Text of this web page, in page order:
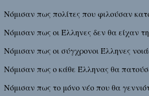
Νόμισαν πως πολίτες που φιλούσαν
Νόμισαν πως οι Έλληνες δεν θα είχαν
Νόμισαν πως οι σύγχρονοι Έλληνες
Νόμισαν πως ο κάθε Έλληνας θα
Νόμισαν πως το μόνο νέο που θα